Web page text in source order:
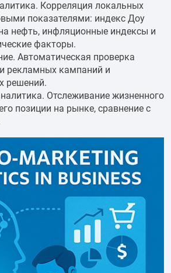
Корреляция локальных
показателями: индекс Доу
нефть, инфляционные индексы и
факторы.
Автоматическая проверка
рекламных кампаний и
решений.
Отслеживание жизненного
позиции на рынке, сравнение с